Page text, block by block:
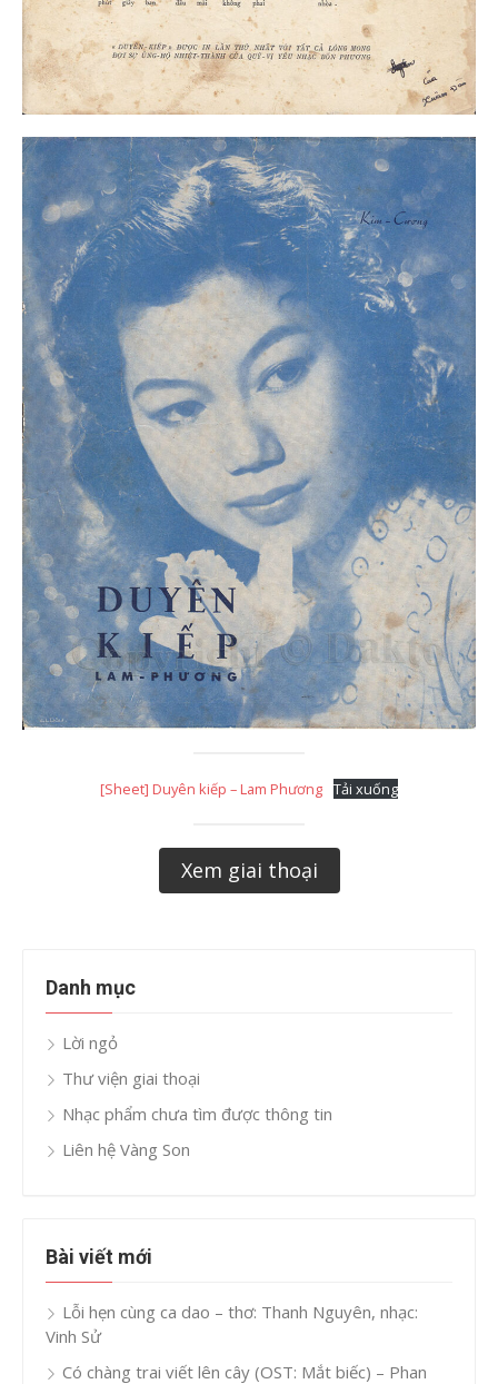
[Sheet] Duyên kiếp – Lam Phương Tải xuống
Xem giai thoại
Danh mục
Lời ngỏ
Thư viện giai thoại
Nhạc phẩm chưa tìm được thông tin
Liên hệ Vàng Son
Bài viết mới
Lỗi hẹn cùng ca dao – thơ: Thanh Nguyên, nhạc:
Vinh Sử
Có chàng trai viết lên cây (OST: Mắt biếc) – Phan